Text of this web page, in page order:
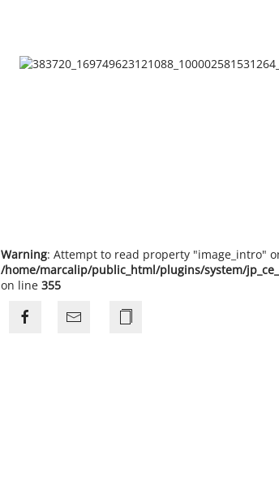
Warning: Attempt to read property "image_intro"
/home/marcalip/public_html/plugins/system/
on line 355